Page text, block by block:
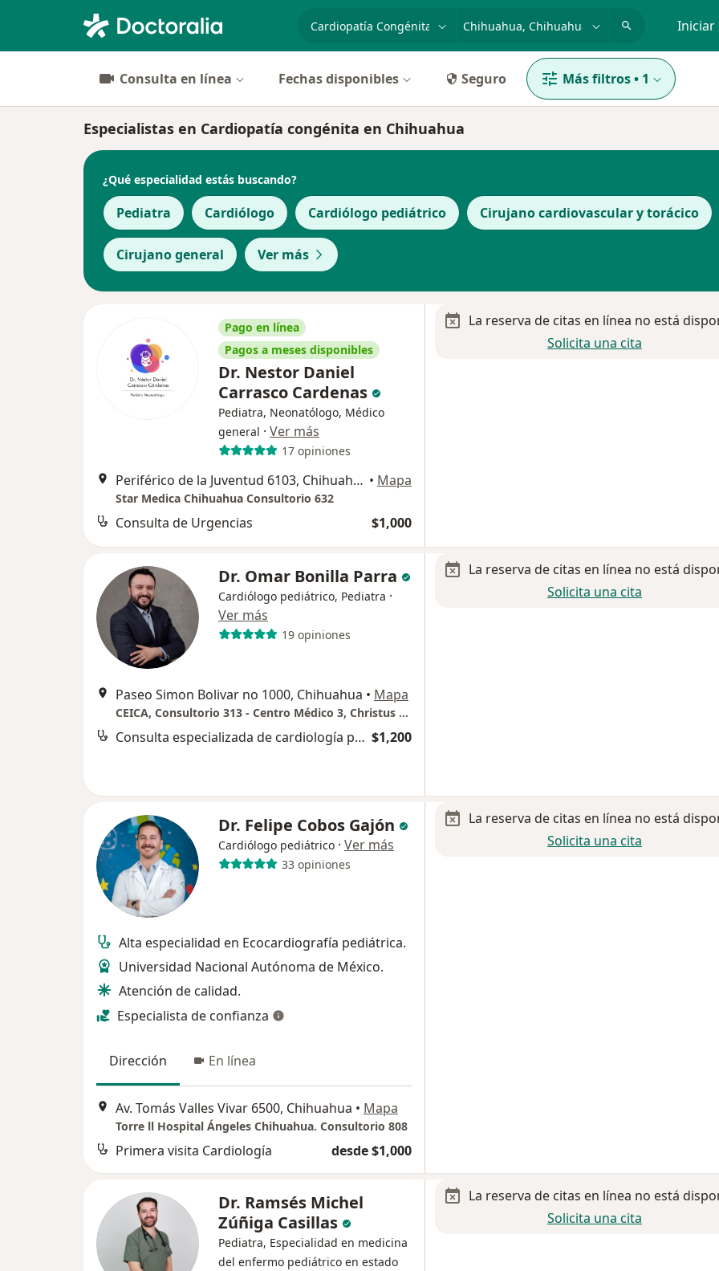
especialidad, enfermedad o nombre Iniciar
Consulta en línea Fechas disponibles Seguro Más filtros• 1
Especialistas en Cardiopatía congénita en Chihuahua
¿Qué especialidad estás buscando?
Pediatra Cardiólogo Cardiólogo pediátrico Cirujano cardiovascular y torácico
Cirujano general Ver más
Pago en línea
Pagos a meses disponibles
Dr. Nestor Daniel
Carrasco Cardenas
Pediatra, Neonatólogo, Médico
general · Ver más
17 opiniones
Periférico de la Juventud 6103, Chihuahua • Mapa
Star Medica Chihuahua Consultorio 632
Consulta de Urgencias $1,000
La reserva de citas en línea no está
Solicita una cita
Dr. Omar Bonilla Parra
Cardiólogo pediátrico, Pediatra ·
Ver más
19 opiniones
Paseo Simon Bolivar no 1000, Chihuahua • Mapa
CEICA, Consultorio 313 - Centro Médico 3, Christus Muguerza Hospital del Parque
Consulta especializada de cardiología pediátrica $1,200
La reserva de citas en línea no está
Solicita una cita
Dr. Felipe Cobos Gajón
Cardiólogo pediátrico · Ver más
33 opiniones
Alta especialidad en Ecocardiografía pediátrica.
Universidad Nacional Autónoma de México.
Atención de calidad.
Especialista de confianza
Dirección En línea
Av. Tomás Valles Vivar 6500, Chihuahua • Mapa
Torre ll Hospital Ángeles Chihuahua. Consultorio 808
Primera visita Cardiología desde $1,000
La reserva de citas en línea no está
Solicita una cita
Dr. Ramsés Michel
Zúñiga Casillas
Pediatra, Especialidad en medicina
del enfermo pediátrico en estado
La reserva de citas en línea no está
Solicita una cita